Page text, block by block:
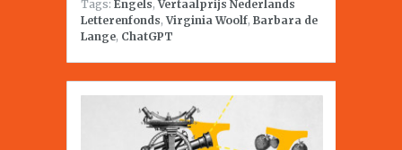
Tags: Engels,Vertaalprijs Nederlands
Letterenfonds,Virginia Woolf, Barbara de
Lange, ChatGPT